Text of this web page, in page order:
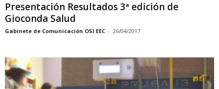
Presentación Resultados 3ª edición de
Gioconda Salud
Gabinete de Comunicación OSI EEC - 26/04/2017